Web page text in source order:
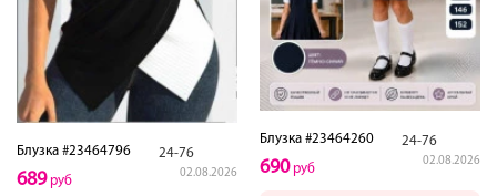
Блузка #23464796 24-76
02.08.2026
689руб
Блузка #23464260 24-76
02.08.2026
690руб